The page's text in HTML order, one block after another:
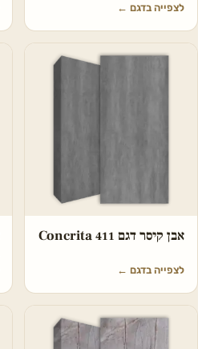
לצפייה בדגם ←
אבן קיסר דגם 411 Concrita
לצפייה בדגם ←